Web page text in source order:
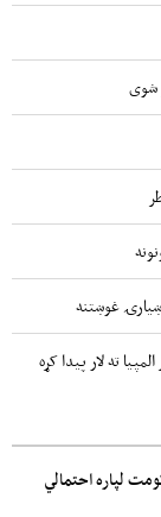
شوی
غوښتنه
ته لار پیدا کړه
لپاره احتمالي